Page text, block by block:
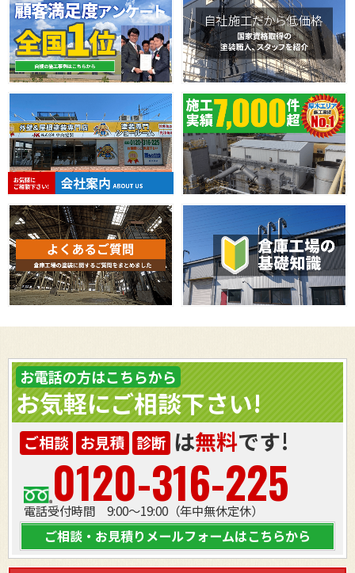
お電話の方はこちらから
お気軽にご相談下さい!
ご相談 お見積 診断 は無料です!
0120-316-225
電話受付時間 9:00～19:00（年中無休定休）
ご相談・お見積りメールフォームはこちらから